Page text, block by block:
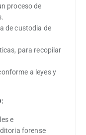
proceso de
de custodia de
para recopilar
a leyes y
e
forense